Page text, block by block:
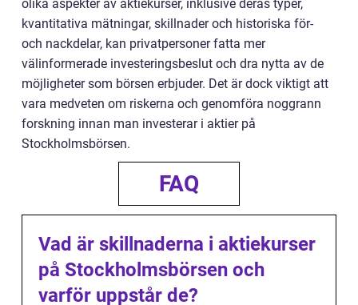
olika aspekter av aktiekurser, inklusive deras typer,
kvantitativa mätningar, skillnader och historiska för-
och nackdelar, kan privatpersoner fatta mer
välinformerade investeringsbeslut och dra nytta av de
möjligheter som börsen erbjuder. Det är dock viktigt att
vara medveten om riskerna och genomföra noggrann
forskning innan man investerar i aktier på
Stockholmsbörsen.
FAQ
Vad är skillnaderna i aktiekurser
på Stockholmsbörsen och
varför uppstår de?